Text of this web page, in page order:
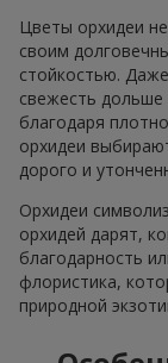
Цветы орхидеи
своим
стойкостью.
свежесть дольше
благодаря
орхидеи
дорого и
Орхидеи
орхидей дарят,
благодарность
флористика,
природной